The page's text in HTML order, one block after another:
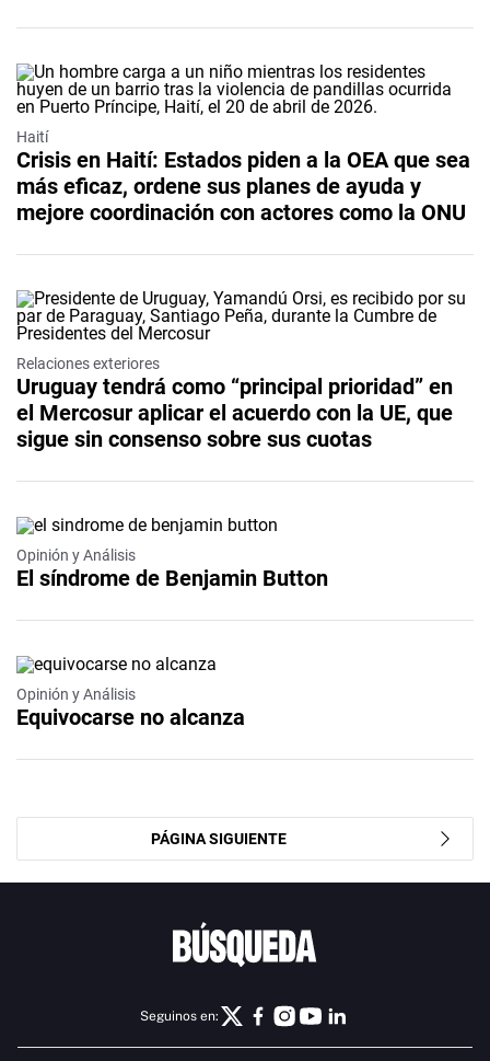
Haití
Crisis en Haití: Estados piden a la OEA que sea
más eficaz, ordene sus planes de ayuda y
mejore coordinación con actores como la ONU
Relaciones exteriores
Uruguay tendrá como “principal prioridad” en
el Mercosur aplicar el acuerdo con la UE, que
sigue sin consenso sobre sus cuotas
Opinión y Análisis
El síndrome de Benjamin Button
Opinión y Análisis
Equivocarse no alcanza
PÁGINA SIGUIENTE
Seguinos en: